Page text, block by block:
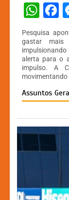
W
h
at
s
A
p
p
F
c
e
b
o
o
k
Pesquisa
gastar
alerta para o
impulso. A
movimentando
Assuntos